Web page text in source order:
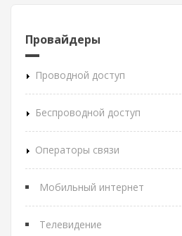
Провайдеры
Проводной доступ
Беспроводной доступ
Операторы связи
Мобильный интернет
Телевидение